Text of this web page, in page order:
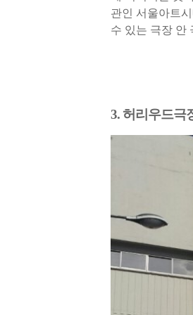
관인 서울아트
수 있는 극장 안
3. 허리우드극